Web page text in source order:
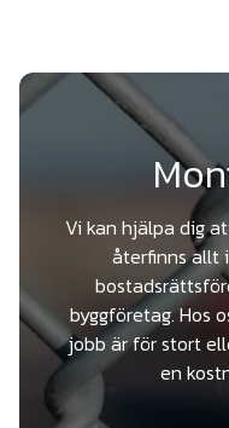
Vi kan hjälpa dig
återfinns allt
byggföretag. Hos
jobb är för stort
en